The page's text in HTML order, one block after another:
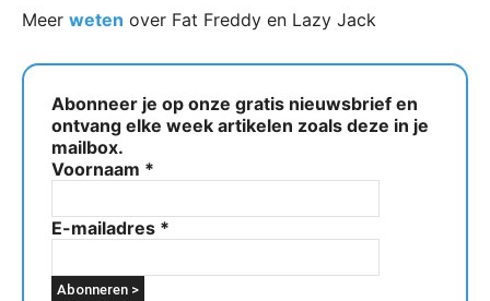
Meer weten over Fat Freddy en Lazy Jack
Abonneer je op onze gratis nieuwsbrief en
ontvang elke week artikelen zoals deze in je
mailbox.
Voornaam *
E-mailadres *